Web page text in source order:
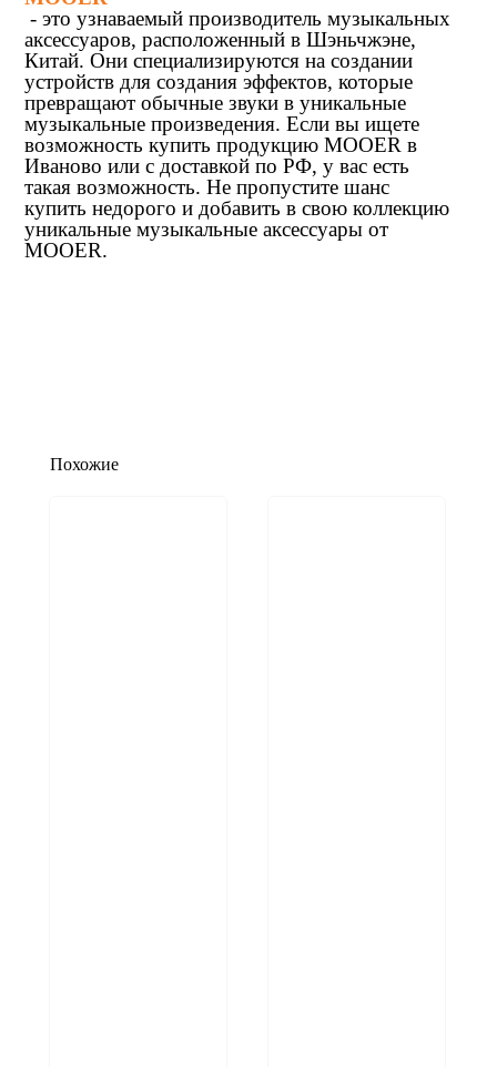
- это узнаваемый производитель музыкальных
аксессуаров, расположенный в Шэньчжэне,
Китай. Они специализируются на создании
устройств для создания эффектов, которые
превращают обычные звуки в уникальные
музыкальные произведения. Если вы ищете
возможность купить продукцию MOOER в
Иваново или с доставкой по РФ, у вас есть
такая возможность. Не пропустите шанс
купить недорого и добавить в свою коллекцию
уникальные музыкальные аксессуары от
MOOER.
Похожие